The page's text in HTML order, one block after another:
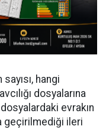
hangi
dosyalarına
evrakın
geçirilmediği ileri